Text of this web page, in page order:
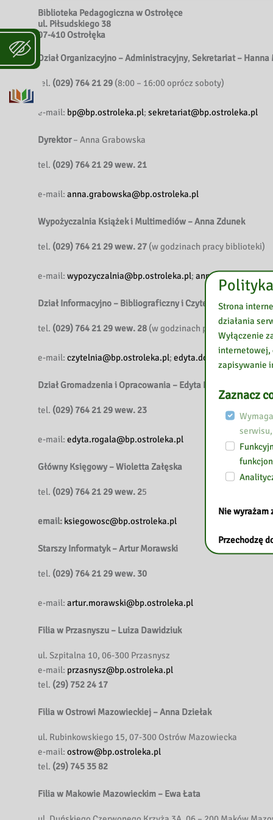
Biblioteka Pedagogiczna w Ostrołęce
ul. Piłsudskiego 38
07-410 Ostrołęka
Dział Organizacyjno – Administracyjny, Sekretariat – Hanna
tel. (029) 764 21 29 (8:00 – 16:00 oprócz soboty)
e-mail: bp@bp.ostroleka.pl; sekretariat@bp.ostroleka.pl
Dyrektor– Anna Grabowska
tel. (029) 764 21 29 wew. 21
e-mail: anna.grabowska@bp.ostroleka.pl
Wypożyczalnia Książek i Multimediów – Anna Zdunek
tel. (029) 764 21 29 wew. 27 (w godzinach pracy biblioteki)
e-mail: wypozyczalnia@bp.ostroleka.pl;
Dział Informacyjno – Bibliograficzny i Czytelnia– Edyta
tel. (029) 764 21 29 wew. 28 (w godzinach pracy biblioteki)
e-mail: czytelnia@bp.ostroleka.pl;
Dział Gromadzenia i Opracowania – Edyta Rogala
tel. (029) 764 21 29 wew. 23
e-mail: edyta.rogala@bp.ostroleka.pl
Główny Księgowy – Wioletta Załęska
tel. (029) 764 21 29 wew. 25
email: ksiegowosc@bp.ostroleka.pl
Starszy Informatyk – Artur Morawski
tel. (029) 764 21 29 wew. 30
e-mail: artur.morawski@bp.ostroleka.pl
Filia w Przasnyszu – Luiza Dawidziuk
ul. Szpitalna 10, 06-300 Przasnysz
e-mail: przasnysz@bp.ostroleka.pl
tel. (29) 752 24 17
Filia w Ostrowi Mazowieckiej – Anna Dziełak
ul. Rubinkowskiego 15, 07-300 Ostrów Mazowiecka
e-mail: ostrow@bp.ostroleka.pl
tel. (29) 745 35 82
Filia w Makowie Mazowieckim – Ewa Łata
Strona
działania
Wyłączenie
internetowej,
zapisywanie
Zaznacz
Nie wyrażam
Przechodzę